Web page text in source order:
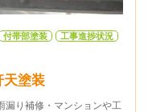
付帯部塗装
工事進捗状況
塗装
漏り補修・マンションや工